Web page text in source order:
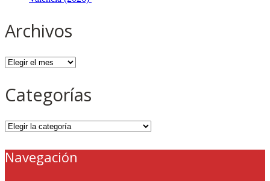
Archivos
Archivos
Categorías
Categorías
Navegación